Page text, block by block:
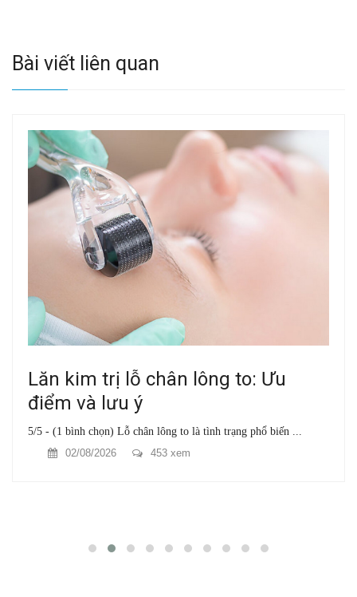
Bài viết liên quan
Lăn kim trị lỗ chân lông to: Ưu
điểm và lưu ý
5/5 - (1 bình chọn) Lỗ chân lông to là tình trạng phổ biến ...
02/08/2026
453 xem